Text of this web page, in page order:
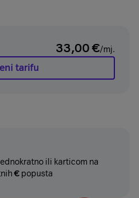
33,00€/mj.
tarifu
ili karticom na
€ popusta